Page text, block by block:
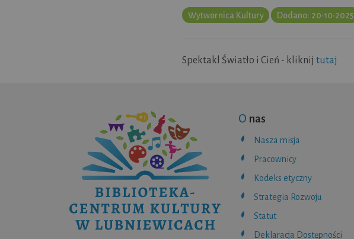
Wytwornica Kultury Dodano: 20•10•2025
Spektakl Światło i Cień - kliknij tutaj
O nas
Nasza misja
Pracownicy
Kodeks etyczny
Strategia Rozwoju
Statut
Deklaracja Dostępności